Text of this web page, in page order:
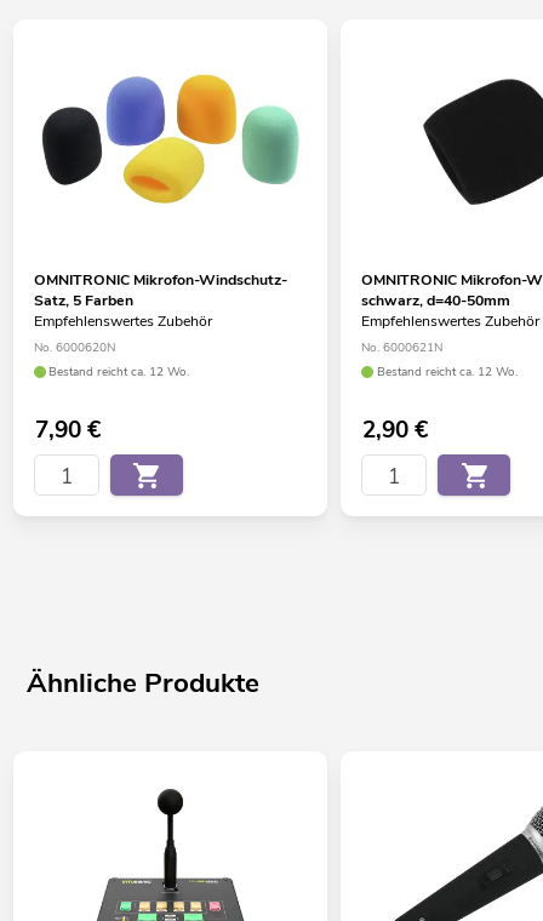
OMNITRONIC Mikrofon-Windschutz-
Satz, 5 Farben
Empfehlenswertes Zubehör
No. 6000620N
Bestand reicht ca. 12 Wo.
7,90€
OMNITRONIC Mikrofon-
schwarz, d=40-50mm
Empfehlenswertes Zubehör
No. 6000621N
Bestand reicht ca. 12 Wo.
2,90€
Ähnliche Produkte